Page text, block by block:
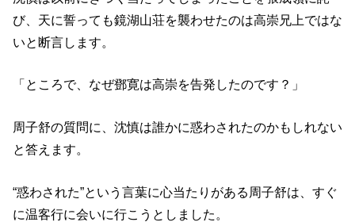
び、天に誓っても鏡湖山荘を襲わせたのは高崇兄上ではな
いと断言します。
「ところで、なぜ鄧寛は高崇を告発したのです？」
周子舒の質問に、沈慎は誰かに惑わされたのかもしれない
と答えます。
“惑わされた”という言葉に心当たりがある周子舒は、すぐ
に温客行に会いに行こうとしました。